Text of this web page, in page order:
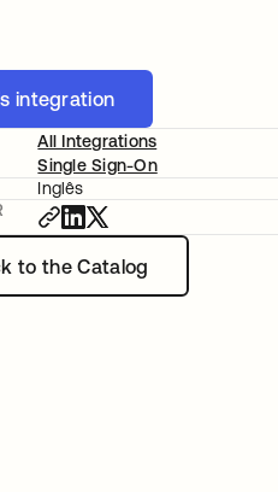
integration
to the Catalog
All Integrations
Single Sign-On
Inglês